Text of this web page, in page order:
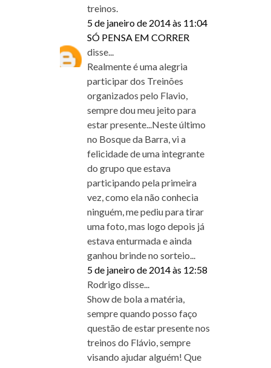
treinos.
5 de janeiro de 2014 às 11:04
SÓ PENSA EM CORRER
disse...
Realmente é uma alegria
participar dos Treinões
organizados pelo Flavio,
sempre dou meu jeito para
estar presente...Neste último
no Bosque da Barra, vi a
felicidade de uma integrante
do grupo que estava
participando pela primeira
vez, como ela não conhecia
ninguém, me pediu para tirar
uma foto, mas logo depois já
estava enturmada e ainda
ganhou brinde no sorteio...
5 de janeiro de 2014 às 12:58
Rodrigo disse...
Show de bola a matéria,
sempre quando posso faço
questão de estar presente nos
treinos do Flávio, sempre
visando ajudar alguém! Que